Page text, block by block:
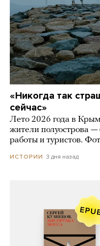
«Никогда так
сейчас»
Лето 2026 года в
жители полуострова —
работы и туристов.
ИСТОРИИ 3 дня назад